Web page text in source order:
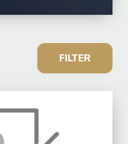
FILTER